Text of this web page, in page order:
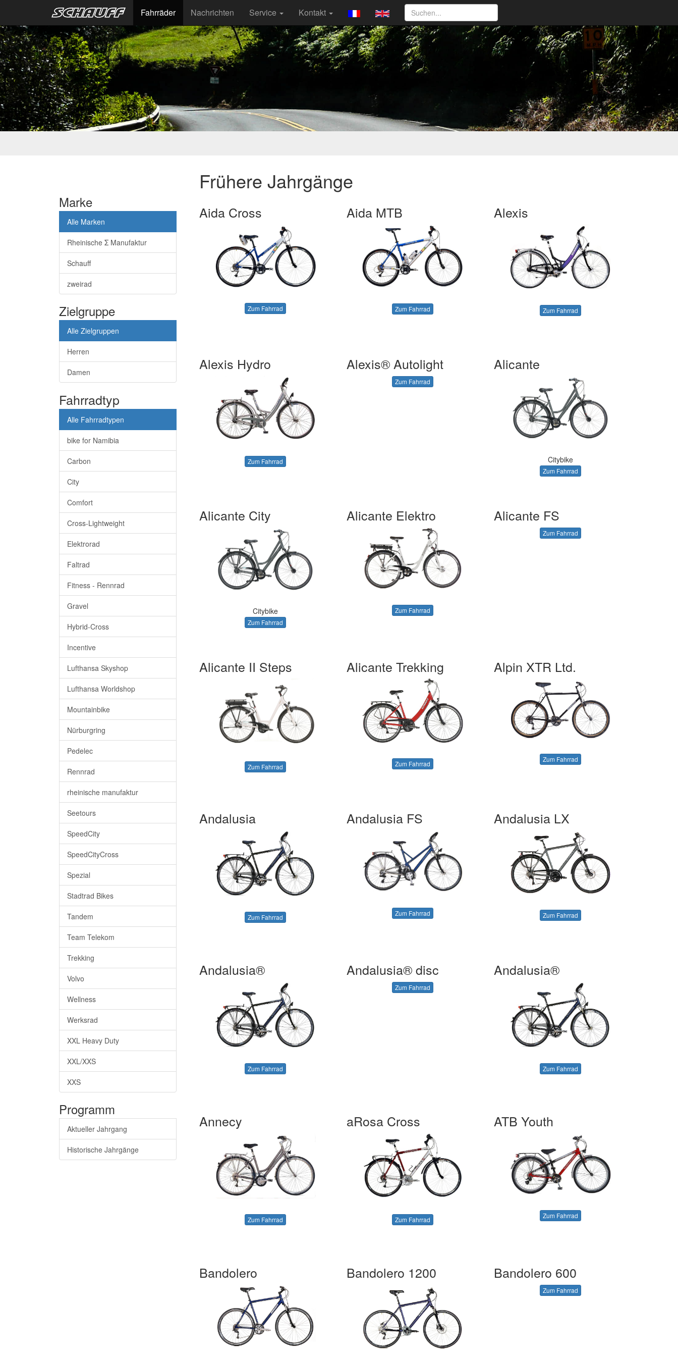
Fahrräder Nachrichten Service Kontakt
Frühere Jahrgänge
Marke
Alle Marken
Rheinische Σ Manufaktur
Schauff
zweirad
Zielgruppe
Alle Zielgruppen
Herren
Damen
Fahrradtyp
Alle Fahrradtypen
bike for Namibia
Carbon
City
Comfort
Cross-Lightweight
Elektrorad
Faltrad
Fitness - Rennrad
Gravel
Hybrid-Cross
Incentive
Lufthansa Skyshop
Lufthansa Worldshop
Mountainbike
Nürburgring
Pedelec
Rennrad
rheinische manufaktur
Seetours
SpeedCity
SpeedCityCross
Spezial
Stadtrad Bikes
Tandem
Team Telekom
Trekking
Volvo
Wellness
Werksrad
XXL Heavy Duty
XXL/XXS
XXS
Programm
Aktueller Jahrgang
Historische Jahrgänge
Aida Cross
Zum Fahrrad
Aida MTB
Zum Fahrrad
Alexis
Zum Fahrrad
Alexis Hydro
Zum Fahrrad
Alexis® Autolight
Zum Fahrrad
Alicante
Citybike
Zum Fahrrad
Alicante City
Citybike
Zum Fahrrad
Alicante Elektro
Zum Fahrrad
Alicante FS
Zum Fahrrad
Alicante II Steps
Zum Fahrrad
Alicante Trekking
Zum Fahrrad
Alpin XTR Ltd.
Zum Fahrrad
Andalusia
Zum Fahrrad
Andalusia FS
Zum Fahrrad
Andalusia LX
Zum Fahrrad
Andalusia®
Zum Fahrrad
Andalusia® disc
Zum Fahrrad
Andalusia®
Zum Fahrrad
Annecy
Zum Fahrrad
aRosa Cross
Zum Fahrrad
ATB Youth
Zum Fahrrad
Bandolero Bandolero 1200 Bandolero 600
Zum Fahrrad